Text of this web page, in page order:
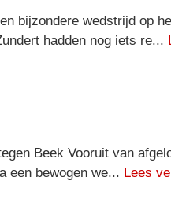
bijzondere wedstrijd op
hadden nog iets re...
Beek Vooruit van
een bewogen we... Lees